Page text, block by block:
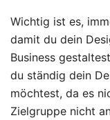
Wichtig ist es,
damit du dein
Business
du ständig dein
möchtest, da es
Zielgruppe nicht